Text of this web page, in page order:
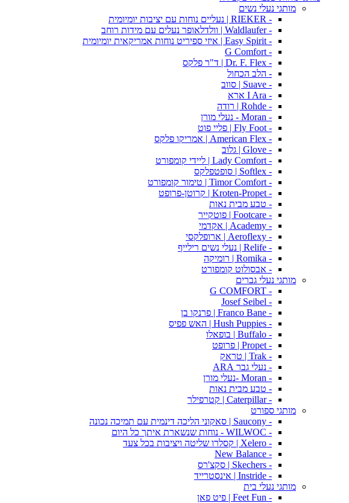
מותגי נעלי נשים
- RIEKER | נעליים נוחות עם יציבות יומיומית
- Waldlaufer | וולדלאופר נעלים עם מידות רוחב
- Easy Spirit | איזי ספיריט נוחות אמריקאית יומיומית
- G Comfort
- Dr. F. Flex | ד"ר פלקס
- הלב הכחול
- Suave | סווב
- I Ara ארא
- Rohde | רודה
- Moran - נעלי מורן
- Fly Foot | פליי פוט
- American Flex | אמריקו פלקס
- Glove | גלוב
- Lady Comfort | ליידי קומפורט
- Softlex | סופטפלקס
- Timor Comfort | טימור קומפורט
- Kroten-Propet | קרוטן-פרופט
- טבע מבית נאות
- Footcare | פוטקייר
- Academy | אקדמי
- Aeroflexy | ארופלקסי
- Relife | נעלי נשים רילייף
- Romika | רומיקה
- אבסולוט קומפורט
מותגי נעלי גברים
- G COMFORT
- Josef Seibel
- Franco Bane | פרנקו בן
- Hush Puppies | האש פפיס
- Buffalo | בופאלו
- Propet | פרופט
- Trak | טראק
- נעלי גבר ARA
- Moran -נעלי מורן
- טבע מבית נאות
- Caterpillar | קטרפילר
מותגי ספורט
- Saucony | סאקוני הליכה דינמית עם תמיכה נכונה
- WILWOC - נוחות שנשארת איתך כל היום
- Xelero | קסלרו שליטה ויציבות בכל צעד
- New Balance
- Skechers | סקצ'רס
- Instride | אינסטרייד
מותגי נעלי בית
- Feet Fun | פיט פאן